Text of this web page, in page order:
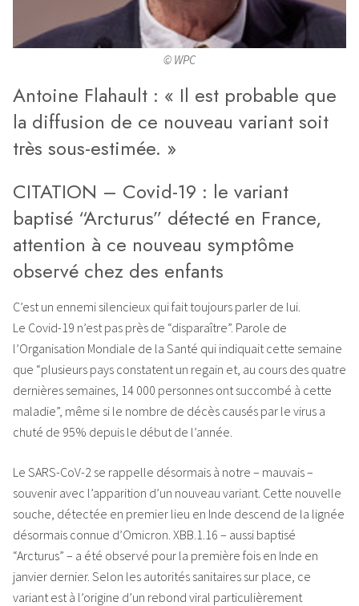
© WPC
Antoine Flahault : « Il est probable que
la diffusion de ce nouveau variant soit
très sous-estimée. »
CITATION – Covid-19 : le variant
baptisé “Arcturus” détecté en France,
attention à ce nouveau symptôme
observé chez des enfants
C’est un ennemi silencieux qui fait toujours parler de lui.
Le Covid-19 n’est pas près de “disparaître”. Parole de
l’Organisation Mondiale de la Santé qui indiquait cette semaine
que “plusieurs pays constatent un regain et, au cours des quatre
dernières semaines, 14 000 personnes ont succombé à cette
maladie”, même si le nombre de décès causés par le virus a
chuté de 95% depuis le début de l’année.
Le SARS-CoV-2 se rappelle désormais à notre – mauvais –
souvenir avec l’apparition d’un nouveau variant. Cette nouvelle
souche, détectée en premier lieu en Inde descend de la lignée
désormais connue d’Omicron. XBB.1.16 – aussi baptisé
“Arcturus” – a été observé pour la première fois en Inde en
janvier dernier. Selon les autorités sanitaires sur place, ce
variant est à l’origine d’un rebond viral particulièrement